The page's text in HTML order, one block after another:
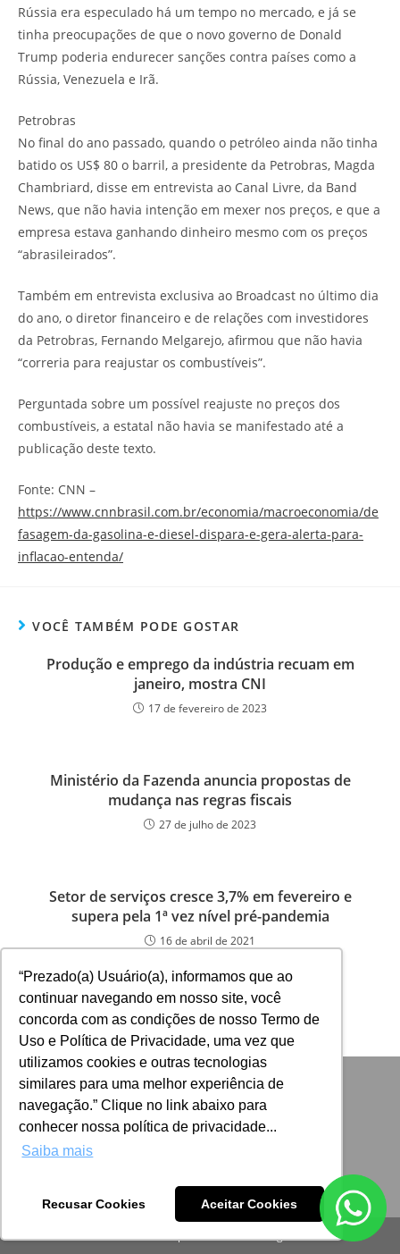
“Prezado(a) Usuário(a), informamos que ao
continuar navegando em nosso site, você
concorda com as condições de nosso Termo de
Uso e Política de Privacidade, uma vez que
utilizamos cookies e outras tecnologias
similares para uma melhor experiência de
navegação.” Clique no link abaixo para
conhecer nossa política de privacidade...
Saiba mais
Recusar Cookies Aceitar Cookies
Rússia era especulado há um tempo no mercado, e já se
tinha preocupações de que o novo governo de Donald
Trump poderia endurecer sanções contra países como a
Rússia, Venezuela e Irã.
Petrobras
No final do ano passado, quando o petróleo ainda não tinha
batido os US$ 80 o barril, a presidente da Petrobras, Magda
Chambriard, disse em entrevista ao Canal Livre, da Band
News, que não havia intenção em mexer nos preços, e que a
empresa estava ganhando dinheiro mesmo com os preços
“abrasileirados”.
Também em entrevista exclusiva ao Broadcast no último dia
do ano, o diretor financeiro e de relações com investidores
da Petrobras, Fernando Melgarejo, afirmou que não havia
“correria para reajustar os combustíveis”.
Perguntada sobre um possível reajuste no preços dos
combustíveis, a estatal não havia se manifestado até a
publicação deste texto.
Fonte: CNN –
https://www.cnnbrasil.com.br/economia/macroeconomia/de
fasagem-da-gasolina-e-diesel-dispara-e-gera-alerta-para-
inflacao-entenda/
VOCÊ TAMBÉM PODE GOSTAR
Produção e emprego da indústria recuam em
janeiro, mostra CNI
17 de fevereiro de 2023
Ministério da Fazenda anuncia propostas de
mudança nas regras fiscais
27 de julho de 2023
Setor de serviços cresce 3,7% em fevereiro e
supera pela 1ª vez nível pré-pandemia
16 de abril de 2021
Desenvolvido por: ADINIZ Tecnologia